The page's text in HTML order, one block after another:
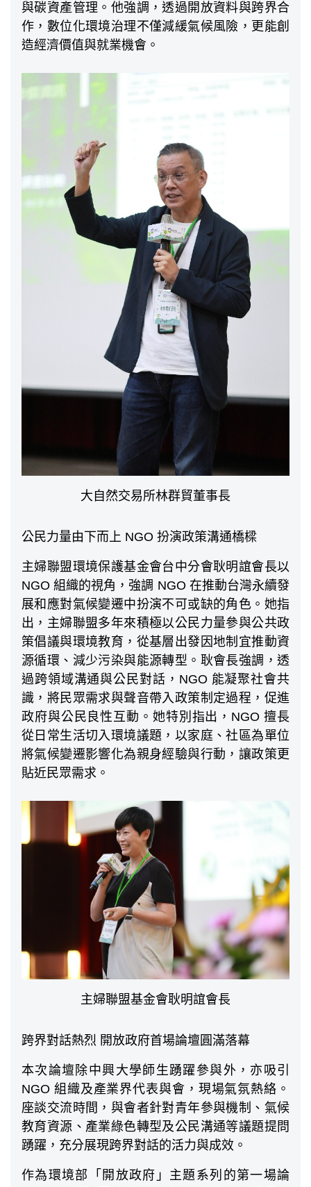
與碳資產管理。他強調，透過開放資料與跨界合
作，數位化環境治理不僅減緩氣候風險，更能創
造經濟價值與就業機會。
大自然交易所林群貿董事長
公民力量由下而上 NGO 扮演政策溝通橋樑
主婦聯盟環境保護基金會台中分會耿明誼會長以
NGO 組織的視角，強調 NGO 在推動台灣永續發
展和應對氣候變遷中扮演不可或缺的角色。她指
出，主婦聯盟多年來積極以公民力量參與公共政
策倡議與環境教育，從基層出發因地制宜推動資
源循環、減少污染與能源轉型。耿會長強調，透
過跨領域溝通與公民對話，NGO 能凝聚社會共
識，將民眾需求與聲音帶入政策制定過程，促進
政府與公民良性互動。她特別指出，NGO 擅長
從日常生活切入環境議題，以家庭、社區為單位
將氣候變遷影響化為親身經驗與行動，讓政策更
貼近民眾需求。
主婦聯盟基金會耿明誼會長
跨界對話熱烈 開放政府首場論壇圓滿落幕
本次論壇除中興大學師生踴躍參與外，亦吸引
NGO 組織及產業界代表與會，現場氣氛熱絡。
座談交流時間，與會者針對青年參與機制、氣候
教育資源、產業綠色轉型及公民溝通等議題提問
踴躍，充分展現跨界對話的活力與成效。
作為環境部「開放政府」主題系列的第一場論